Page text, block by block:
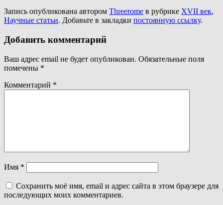
Запись опубликована автором Threerome в рубрике XVII век,
Научные статьи. Добавьте в закладки постоянную ссылку.
Добавить комментарий
Ваш адрес email не будет опубликован. Обязательные поля
помечены *
Комментарий *
Имя *
Сохранить моё имя, email и адрес сайта в этом браузере для
последующих моих комментариев.